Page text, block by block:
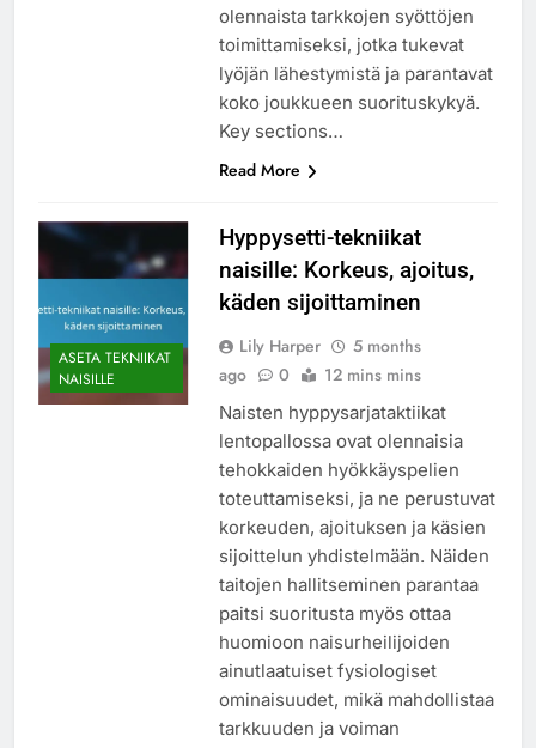
olennaista tarkkojen syöttöjen
toimittamiseksi, jotka tukevat
lyöjän lähestymistä ja parantavat
koko joukkueen suorituskykyä.
Key sections…
Read More
ASETA TEKNIIKAT
NAISILLE
Hyppysetti-tekniikat
naisille: Korkeus, ajoitus,
käden sijoittaminen
Lily Harper
5 months
ago
0 12 mins mins
Naisten hyppysarjataktiikat
lentopallossa ovat olennaisia
tehokkaiden hyökkäyspelien
toteuttamiseksi, ja ne perustuvat
korkeuden, ajoituksen ja käsien
sijoittelun yhdistelmään. Näiden
taitojen hallitseminen parantaa
paitsi suoritusta myös ottaa
huomioon naisurheilijoiden
ainutlaatuiset fysiologiset
ominaisuudet, mikä mahdollistaa
tarkkuuden ja voiman